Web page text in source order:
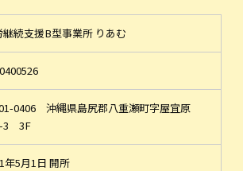
継続支援B型事業所 りあむ
0406 沖縄県島尻郡八重瀬町字屋宜原
3 3F
年5月1日 開所